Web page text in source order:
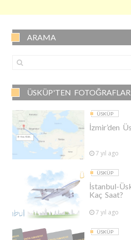
ARAMA
ÜSKÜP'TEN FOTOĞRAFLAR
ÜSKÜP
İzmir’den
7 yıl ago
ÜSKÜP
İstanbul-
Kaç Saat?
7 yıl ago
ÜSKÜP